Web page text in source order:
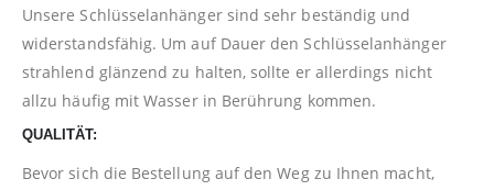
Unsere Schlüsselanhänger sind sehr beständig und
widerstandsfähig. Um auf Dauer den Schlüsselanhänger
strahlend glänzend zu halten, sollte er allerdings nicht
allzu häufig mit Wasser in Berührung kommen.
QUALITÄT:
Bevor sich die Bestellung auf den Weg zu Ihnen macht,